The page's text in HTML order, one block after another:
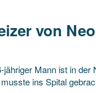
von
jähriger Mann ist in
ins Spital